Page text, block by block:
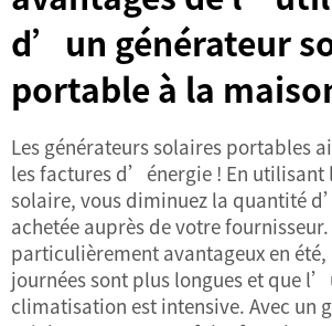
d’un générateur
portable à la
Les générateurs solaires portables
les factures d’énergie ! En
solaire, vous diminuez la quantité
achetée auprès de votre fournisseur.
particulièrement avantageux en
journées sont plus longues et que
climatisation est intensive. Avec un